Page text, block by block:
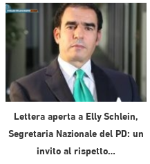
Lettera aperta a Elly Schlein,
Segretaria Nazionale del PD: un
invito al rispetto…